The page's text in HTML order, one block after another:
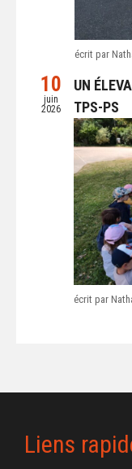
écrit par
10
juin
2026
UN
TPS-PS
écrit par
Liens